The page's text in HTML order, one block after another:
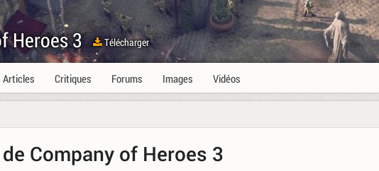
Heroes 3 Télécharger
Articles Critiques Forums Images Vidéos
Company of Heroes 3